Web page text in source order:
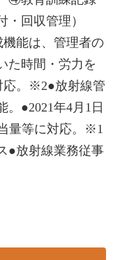
・回収管理）
能は、管理者の
た時間・労力を
応。※2●放射線管
●2021年4月1日
量等に対応。※1
●放射線業務従事